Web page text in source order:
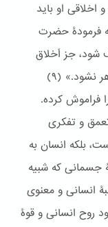
اخلاقی او باید
فرمودۀ حضرت
شود، جز اَخلاق
حَسَنه و اَعمال طَيِّبۀ راضيۀ مَرضيّه از او ظاهر نشود.» (٩)
فراموش کرده.
و تفکری
بلکه انسان به
بر جنبۀ جسمانی که شبیه
انسانی و معنوی
روح انسانی و قوۀ